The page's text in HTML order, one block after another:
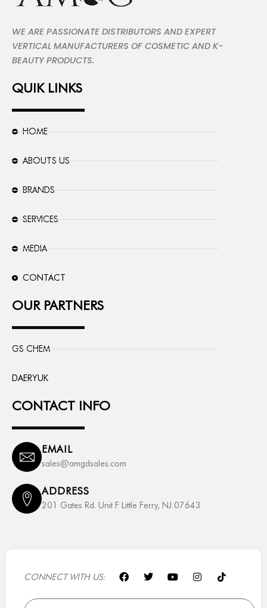
WE ARE PASSIONATE DISTRIBUTORS AND EXPERT
VERTICAL MANUFACTURERS OF COSMETIC AND K-
BEAUTY PRODUCTS.
QUIK LINKS
HOME
ABOUTS US
BRANDS
SERVICES
MEDIA
CONTACT
OUR PARTNERS
GS CHEM
DAERYUK
CONTACT INFO
EMAIL
sales@amgdsales.com
ADDRESS
201 Gates Rd. Unit F Little Ferry, NJ 07643
CONNECT WITH US:
F
a
e
T
w
t
Y
o
t
I
n
t
T
i
t
Email